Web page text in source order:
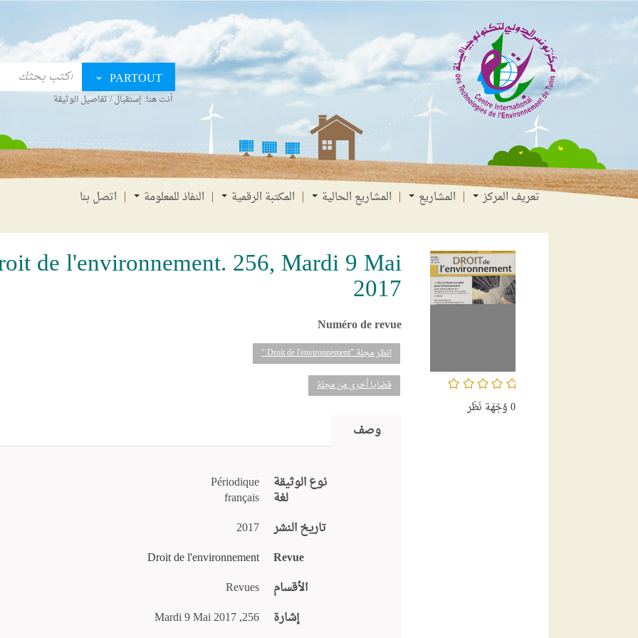
انتقل
القائمة
انتقال
المحتوى
الانتقال
البحث
PARTOUT
أنت هنا: إستقبال/تفاصيل الوثيقة
تعريف المركز المشاريع المشاريع الحالية المكتبة الرقمية النفاذ للمعلومة اتصل بنا
/5
0وُجْهَة نَظَر
de l'environnement. 256, Mardi 9 Mai
2017
Numéro de revue
انظر مجلة "Droit de l'environnement "
قضايا أخرى من مجلة
وصف
نوع الوثيقة Périodique
لغة
français
تاريخ النشر
2017
Revue
Droit de l'environnement
الأقسام
Revues
إشارة
256, Mardi 9 Mai 2017